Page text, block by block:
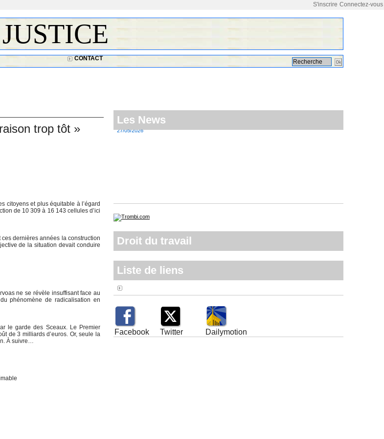
Connectez-vous
S'inscrire
JUSTICE
CONTACT
trop tôt »
citoyens et plus équitable à l’égard
de 10 309 à 16 143 cellules d’ici
ces dernières années la construction
de la situation devait conduire
ne se révèle insuffisant face au
phénomène de radicalisation en
le garde des Sceaux. Le Premier
de 3 milliards d’euros. Or, seule la
À suivre…
Les News
De fortes chaleurs
Droit du travail
Liste de liens
Facebook Twitter Dailymotion